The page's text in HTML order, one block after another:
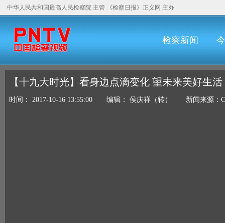
中华人民共和国最高人民检察院主管 《检察日报》 正义网 主办
检察新闻
【十九大时光】看身边点滴变化 望未来美好生活
时间： 2017-10-16 13:55:00 编辑： 侯庆祥（转） 新闻来源：